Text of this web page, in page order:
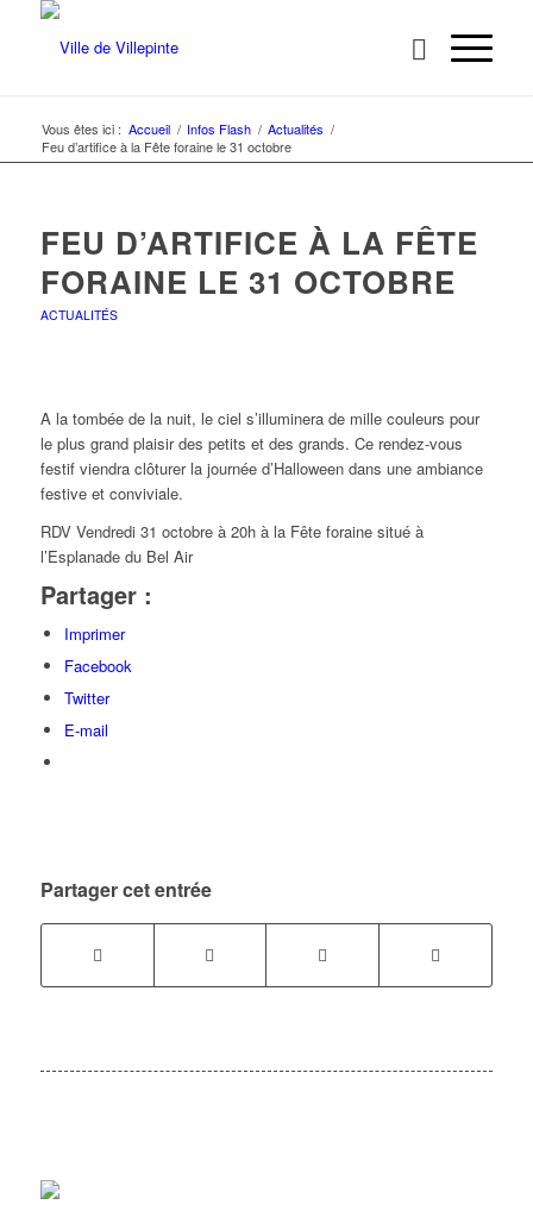
Vous êtes ici : Accueil / Infos Flash / Actualités /
Feu d’artifice à la Fête foraine le 31 octobre
FEU D’ARTIFICE À LA FÊTE
FORAINE LE 31 OCTOBRE
ACTUALITÉS
A la tombée de la nuit, le ciel s’illuminera de mille couleurs pour
le plus grand plaisir des petits et des grands. Ce rendez-vous
festif viendra clôturer la journée d’Halloween dans une ambiance
festive et conviviale.
RDV Vendredi 31 octobre à 20h à la Fête foraine situé à
l’Esplanade du Bel Air
Partager :
Imprimer
Facebook
Twitter
E-mail
Partager cet entrée